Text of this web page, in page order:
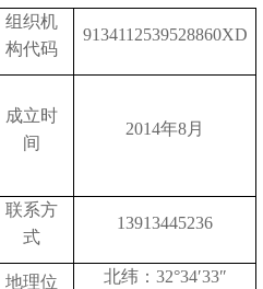
组织机
构代码
9134112539528860XD
成立时
间
2014年8月
联系方
式
13913445236
地理位
北纬： 32°34′33″